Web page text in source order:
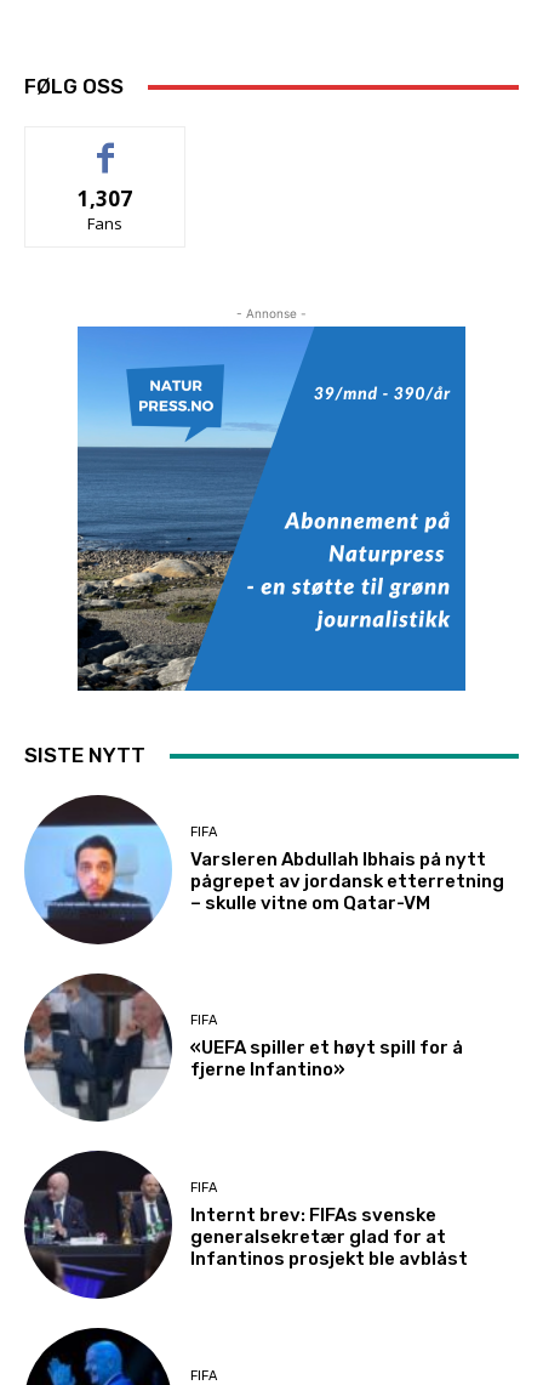
FØLG OSS
1,307
Fans
- Annonse -
SISTE NYTT
FIFA
Varsleren Abdullah Ibhais på nytt
pågrepet av jordansk etterretning
– skulle vitne om Qatar-VM
FIFA
«UEFA spiller et høyt spill for å
fjerne Infantino»
FIFA
Internt brev: FIFAs svenske
generalsekretær glad for at
Infantinos prosjekt ble avblåst
FIFA